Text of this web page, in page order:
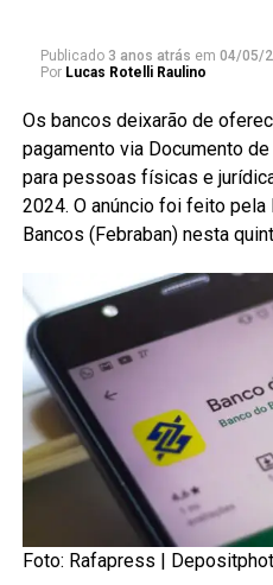
Publicado 3 anos atrás em 04/05/
Por Lucas Rotelli Raulino
Os bancos deixarão de
pagamento via Documento
para pessoas físicas e
2024. O anúncio foi feito pela
Bancos (Febraban) nesta
Foto: Rafapress |